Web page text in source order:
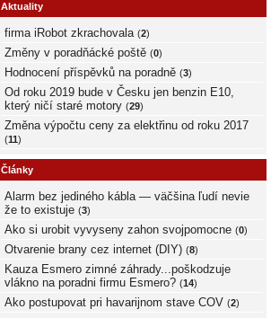
Aktuality
firma iRobot zkrachovala (2)
Změny v poradňácké poště (0)
Hodnocení příspěvků na poradně (3)
Od roku 2019 bude v Česku jen benzin E10,
který ničí staré motory (29)
Změna výpočtu ceny za elektřinu od roku 2017
(11)
Články
Alarm bez jediného kábla — väčšina ľudí nevie
že to existuje (3)
Ako si urobit vyvyseny zahon svojpomocne (0)
Otvarenie brany cez internet (DIY) (8)
Kauza Esmero zimné záhrady...poškodzuje
vlákno na poradni firmu Esmero? (14)
Ako postupovat pri havarijnom stave COV (2)